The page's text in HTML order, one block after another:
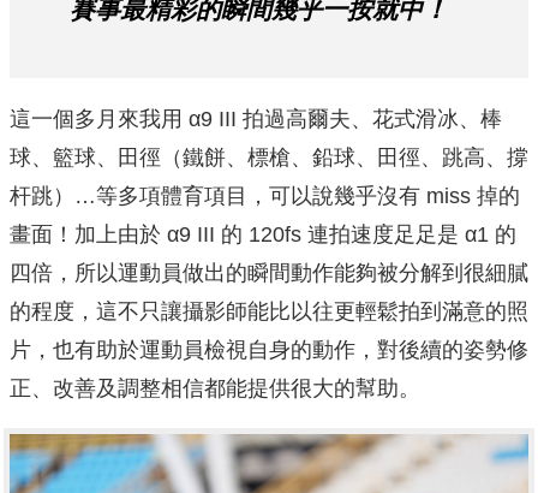
賽事最精彩的瞬間幾乎一按就中！
這一個多月來我用 α9 III 拍過高爾夫、花式滑冰、棒
球、籃球、田徑（鐵餅、標槍、鉛球、田徑、跳高、撐
杆跳）…等多項體育項目，可以說幾乎沒有 miss 掉的
畫面！加上由於 α9 III 的 120fs 連拍速度足足是 α1 的
四倍，所以運動員做出的瞬間動作能夠被分解到很細膩
的程度，這不只讓攝影師能比以往更輕鬆拍到滿意的照
片，也有助於運動員檢視自身的動作，對後續的姿勢修
正、改善及調整相信都能提供很大的幫助。